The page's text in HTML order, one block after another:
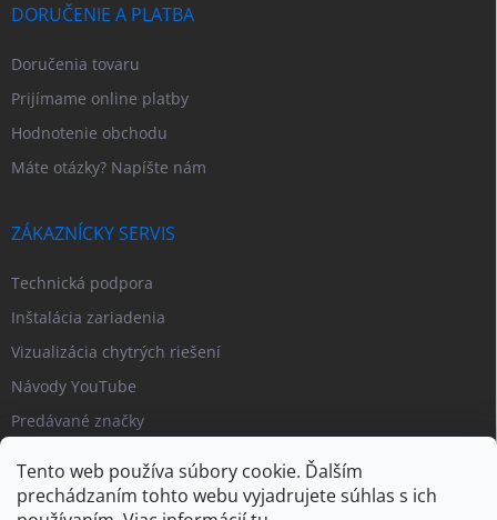
Tento web používa súbory cookie. Ďalším
prechádzaním tohto webu vyjadrujete súhlas s ich
DORUČENIE A PLATBA
Doručenia tovaru
Prijímame online platby
Hodnotenie obchodu
Máte otázky? Napíšte nám
ZÁKAZNÍCKY SERVIS
Technická podpora
Inštalácia zariadenia
Vizualizácia chytrých riešení
Návody YouTube
Predávané značky